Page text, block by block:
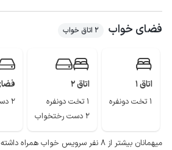
شیرگاه یکی از شهر های زیبا و سرسبز مازندران به
باشد و از جاذبه های این منطقه می توان به دریاچه
به خود جلب می کند.
فضای خواب 2 اتاق خواب
اتاق 1
1 تخت دونفره
اتاق 2
1 تخت دونفره
2 دست رختخواب
2 دست رختخواب
میهمانان بیشتر از ۸ نفر سرویس خواب همراه داشته باشند.